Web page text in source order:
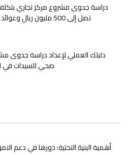
دراسة جدوى مشروع مركز تجاري
تصل إلى 500 مليون ريال وعوائد مستدامة
دليلك العملي لإعداد دراسة جدوى
صحي للسيدات في
أهمية البنية التحتية: دورها في دعم